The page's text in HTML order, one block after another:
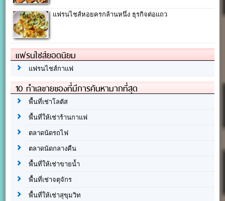
แฟรนไชส์หอยครกล้านหนึ่ง ธุรกิจต่อแถว
แฟรนไชส์ยอดนิยม
แฟรนไชส์กาแฟ
10 ทำเลขายของที่มีการค้นหามากที่สุด
พื้นที่เช่าโลตัส
พื้นที่ให้เช่าร้านกาแฟ
ตลาดนัดรถไฟ
ตลาดนัดกลางคืน
พื้นที่ให้เช่าขายน้ำ
พื้นที่เช่าจตุจักร
พื้นที่ให้เช่าสุขุมวิท